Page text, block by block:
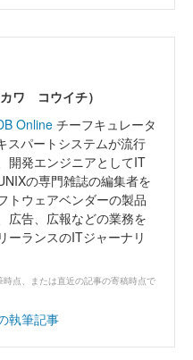
ワ コウイチ）
Online チーフキュレータ
スパートシステムが流行
開発エンジニアとしてIT
の専門雑誌の編集者を
トウェアベンダーの製品
広告、広報などの業務を
ーランスのITジャーナリ
点、または直近の記事の寄稿時点で
執筆記事